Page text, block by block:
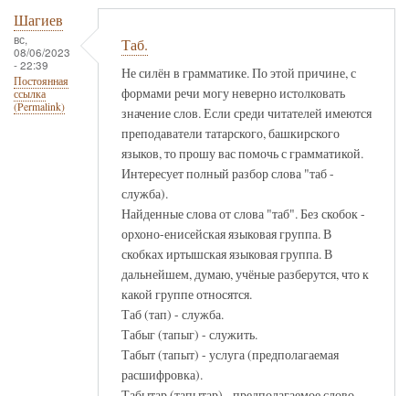
Шагиев
вс,
08/06/2023
- 22:39
Постоянная
ссылка
(Permalink)
Таб.
Не силён в грамматике. По этой причине, с
формами речи могу неверно истолковать
значение слов. Если среди читателей имеются
преподаватели татарского, башкирского
языков, то прошу вас помочь с грамматикой.
Интересует полный разбор слова "таб -
служба).
Найденные слова от слова "таб". Без скобок -
орхоно-енисейская языковая группа. В
скобках иртышская языковая группа. В
дальнейшем, думаю, учёные разберутся, что к
какой группе относятся.
Таб (тап) - служба.
Табыг (тапыг) - служить.
Табыт (тапыт) - услуга (предполагаемая
расшифровка).